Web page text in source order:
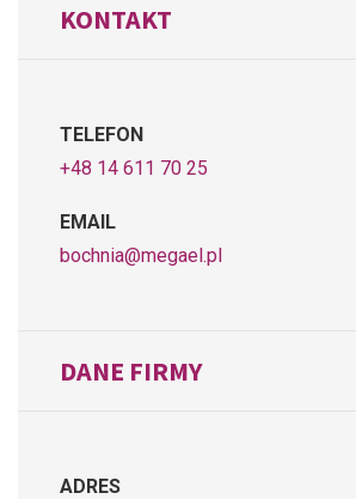
KONTAKT
TELEFON
+48 14 611 70 25
EMAIL
bochnia@megael.pl
DANE FIRMY
ADRES